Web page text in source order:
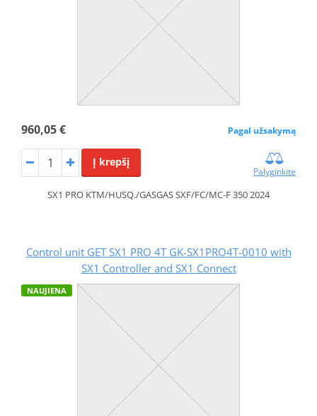
960,05 € Pagal užsakymą
Į krepšį
Palyginkite
SX1 PRO KTM/HUSQ./GASGAS SXF/FC/MC-F 350 2024
Control unit GET SX1 PRO 4T GK-SX1PRO4T-0010 with
SX1 Controller and SX1 Connect
NAUJIENA